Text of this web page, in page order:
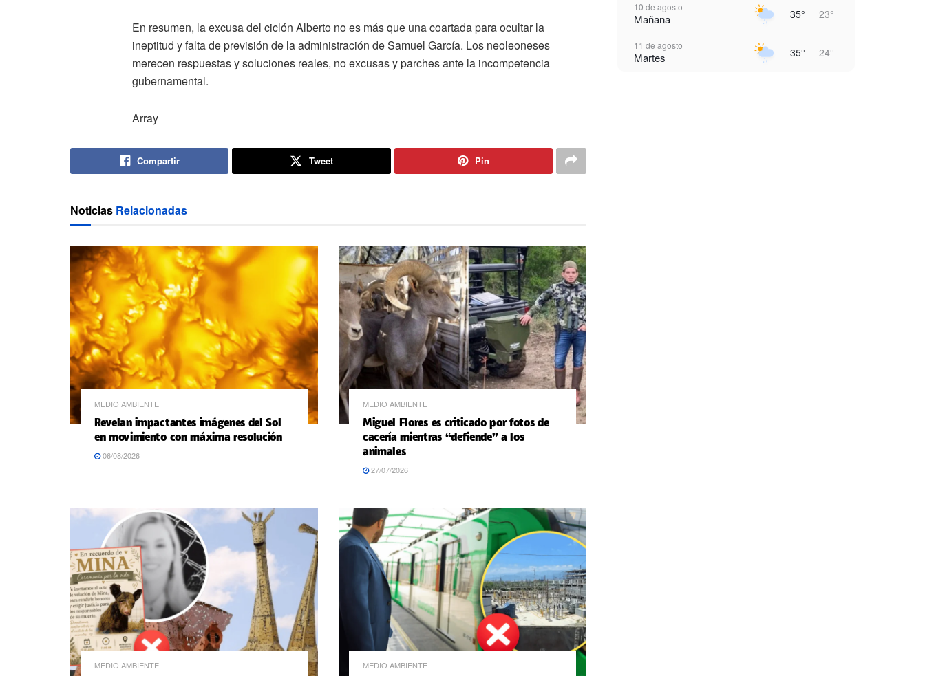
En resumen, la excusa del ciclón Alberto no es más que una coartada para ocultar la
ineptitud y falta de previsión de la administración de Samuel García. Los neoleoneses
merecen respuestas y soluciones reales, no excusas y parches ante la incompetencia
gubernamental.
Array
Compartir Tweet Pin
Noticias Relacionadas
MEDIO AMBIENTE
Revelan impactantes imágenes del Sol
en movimiento con máxima resolución
06/08/2026
MEDIO AMBIENTE
Miguel Flores es criticado por fotos de
cacería mientras “defiende” a los
animales
27/07/2026
MEDIO AMBIENTE MEDIO AMBIENTE
10 de agosto
Mañana 35° 23°
11 de agosto
Martes 35° 24°